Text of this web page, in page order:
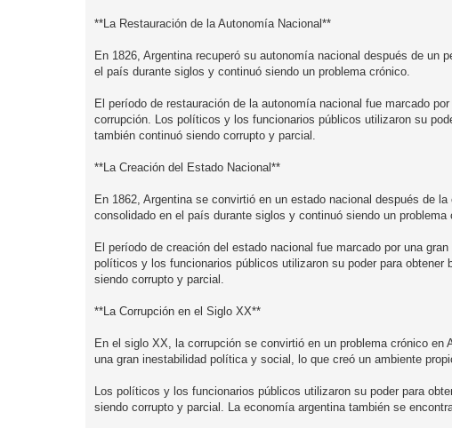
**La Restauración de la Autonomía Nacional**
En 1826, Argentina recuperó su autonomía nacional después de
el país durante siglos y continuó siendo un problema crónico.
El período de restauración de la autonomía nacional fue marcado
corrupción. Los políticos y los funcionarios públicos utilizaron su
también continuó siendo corrupto y parcial.
**La Creación del Estado Nacional**
En 1862, Argentina se convirtió en un estado nacional después de
consolidado en el país durante siglos y continuó siendo un problema
El período de creación del estado nacional fue marcado por una
políticos y los funcionarios públicos utilizaron su poder para
siendo corrupto y parcial.
**La Corrupción en el Siglo XX**
En el siglo XX, la corrupción se convirtió en un problema crónico
una gran inestabilidad política y social, lo que creó un ambiente
Los políticos y los funcionarios públicos utilizaron su poder para
siendo corrupto y parcial. La economía argentina también se